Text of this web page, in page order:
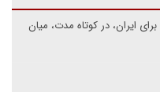
ایران، در کوتاه مدت، میان